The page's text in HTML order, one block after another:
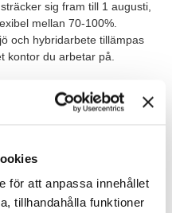
för att anpassa innehållet
tillhandahålla funktioner
sig fram till 1 augusti,
mellan 70-100%.
och hybridarbete tillämpas
kontor du arbetar på.
stöttaska stötta ett
ligger